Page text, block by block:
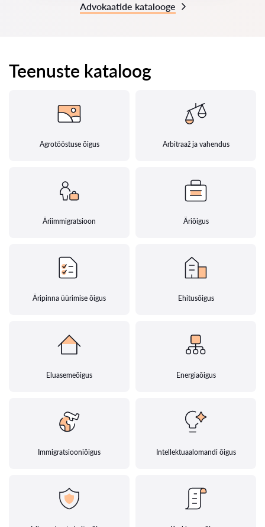
Advokaatide katalooge
Teenuste kataloog
Agrotööstuse õigus Arbitraaž ja vahendus
Äriimmigratsioon Äriõigus
Äripinna üürimise õigus Ehitusõigus
Eluasemeõigus Energiaõigus
Immigratsiooniõigus Intellektuaalomandi õigus